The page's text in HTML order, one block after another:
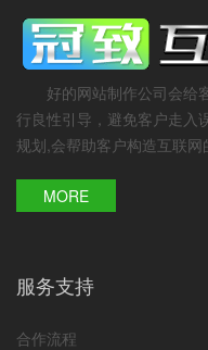
好的网站制作公司会给
行良性引导，避免客户走入
规划,会帮助客户构造互联网
MORE
服务支持
合作流程